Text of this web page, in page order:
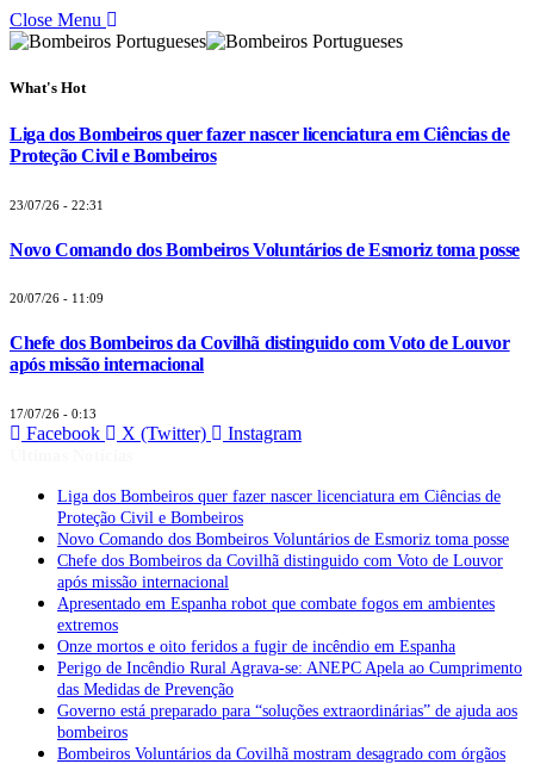
Close Menu
What's Hot
Liga dos Bombeiros quer fazer nascer licenciatura em Ciências de
Proteção Civil e Bombeiros
23/07/26 - 22:31
Novo Comando dos Bombeiros Voluntários de Esmoriz toma posse
20/07/26 - 11:09
Chefe dos Bombeiros da Covilhã distinguido com Voto de Louvor
após missão internacional
17/07/26 - 0:13
Facebook X (Twitter) Instagram
Liga dos Bombeiros quer fazer nascer licenciatura em Ciências de
Proteção Civil e Bombeiros
Novo Comando dos Bombeiros Voluntários de Esmoriz toma posse
Chefe dos Bombeiros da Covilhã distinguido com Voto de Louvor
após missão internacional
Apresentado em Espanha robot que combate fogos em ambientes
extremos
Onze mortos e oito feridos a fugir de incêndio em Espanha
Perigo de Incêndio Rural Agrava-se: ANEPC Apela ao Cumprimento
das Medidas de Prevenção
Governo está preparado para “soluções extraordinárias” de ajuda aos
bombeiros
Bombeiros Voluntários da Covilhã mostram desagrado com órgãos